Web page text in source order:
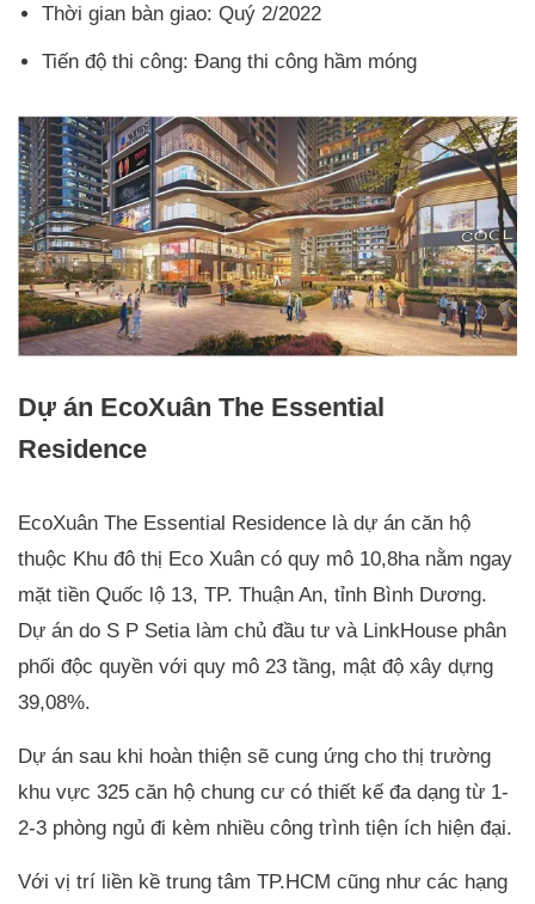
Thời gian bàn giao: Quý 2/2022
Tiến độ thi công: Đang thi công hầm móng
Dự án EcoXuân The Essential
Residence
EcoXuân The Essential Residence là dự án căn hộ
thuộc Khu đô thị Eco Xuân có quy mô 10,8ha nằm ngay
mặt tiền Quốc lộ 13, TP. Thuận An, tỉnh Bình Dương.
Dự án do S P Setia làm chủ đầu tư và LinkHouse phân
phối độc quyền với quy mô 23 tầng, mật độ xây dựng
39,08%.
Dự án sau khi hoàn thiện sẽ cung ứng cho thị trường
khu vực 325 căn hộ chung cư có thiết kế đa dạng từ 1-
2-3 phòng ngủ đi kèm nhiều công trình tiện ích hiện đại.
Với vị trí liền kề trung tâm TP.HCM cũng như các hạng